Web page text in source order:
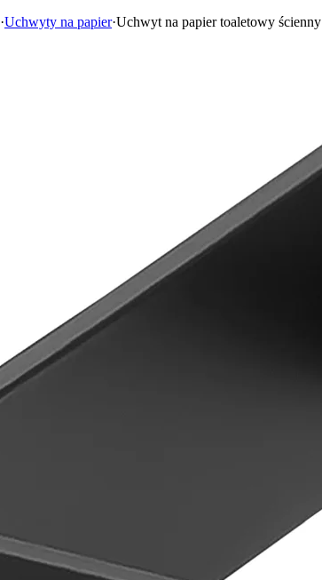
·Uchwyty na papier·Uchwyt na papier toaletowy ścienny